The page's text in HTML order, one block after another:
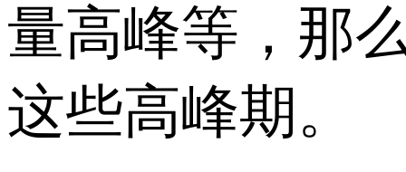
量高峰等，那
这些高峰期。